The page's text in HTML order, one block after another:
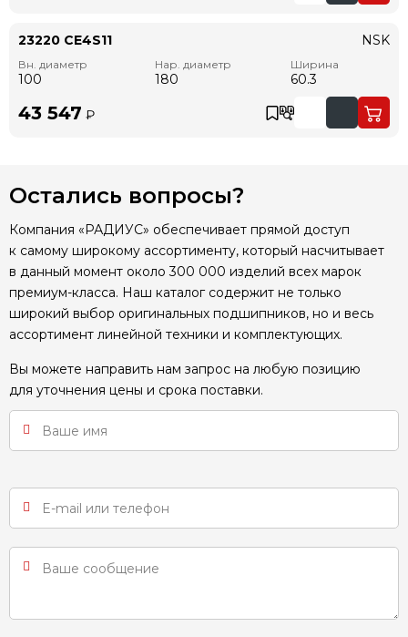
23220 CE4S11
Вн. диаметр
100
Нар. диаметр
180
Ширина
60.3
NSK
43 547 ₽
Остались вопросы?
Компания «РАДИУС» обеспечивает прямой доступ
к самому широкому ассортименту, который насчитывает
в данный момент около 300 000 изделий всех марок
премиум-класса. Наш каталог содержит не только
широкий выбор оригинальных подшипников, но и весь
ассортимент линейной техники и комплектующих.
Вы можете направить нам запрос на любую позицию
для уточнения цены и срока поставки.